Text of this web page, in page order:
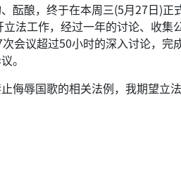
酝酿，终于在本周三(5月27日)
法工作，经过一年的讨论、收
会议超过50小时的深入讨论，
。
侮辱国歌的相关法例，我期望立